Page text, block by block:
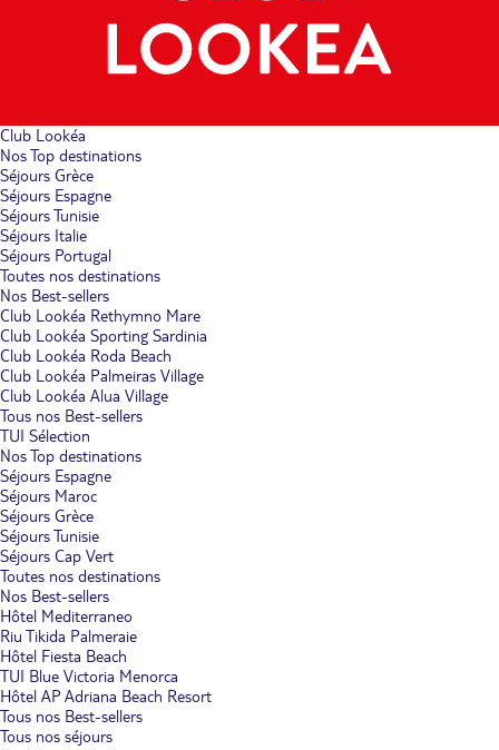
Club Lookéa
Nos Top destinations
Séjours Grèce
Séjours Espagne
Séjours Tunisie
Séjours Italie
Séjours Portugal
Toutes nos destinations
Nos Best-sellers
Club Lookéa Rethymno Mare
Club Lookéa Sporting Sardinia
Club Lookéa Roda Beach
Club Lookéa Palmeiras Village
Club Lookéa Alua Village
Tous nos Best-sellers
TUI Sélection
Nos Top destinations
Séjours Espagne
Séjours Maroc
Séjours Grèce
Séjours Tunisie
Séjours Cap Vert
Toutes nos destinations
Nos Best-sellers
Hôtel Mediterraneo
Riu Tikida Palmeraie
Hôtel Fiesta Beach
TUI Blue Victoria Menorca
Hôtel AP Adriana Beach Resort
Tous nos Best-sellers
Tous nos séjours